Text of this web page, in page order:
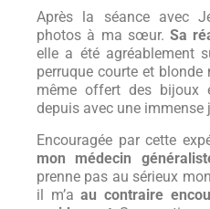
Après la séance avec
photos à ma sœur. Sa
elle a été agréablement
perruque courte et blonde
même offert des bijoux
depuis avec une immense
Encouragée par cette
mon médecin
prenne pas au sérieux
il m’aau contraire